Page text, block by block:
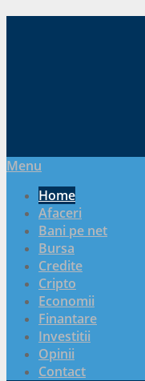
Menu
Home
Afaceri
Bani pe net
Bursa
Credite
Cripto
Economii
Finantare
Investitii
Opinii
Contact